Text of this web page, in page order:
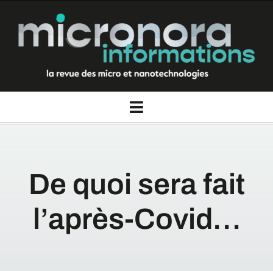
contenu
Toggle
Thèmes
Rubriques
De quoi sera fait
l’après-Covid…